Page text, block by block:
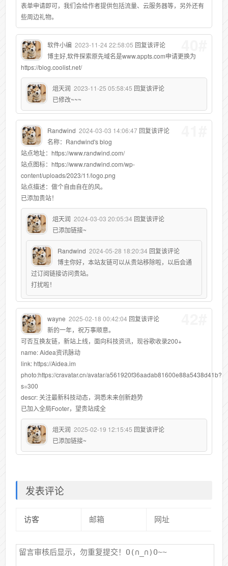
表单申请即可，我们会给作者提供包括流量、云服务器等，另外还有
些周边礼物。
软件小编 2023-11-24 22:58:05 回复该评论
博主好,软件探索原先域名是www.appts.com申请更换为
https://blog.coolist.net/
俎天润 2023-11-25 05:58:45 回复该评论
已修改~~~
Randwind 2024-03-03 14:06:47 回复该评论
名称：Randwind's blog
站点地址：https://www.randwind.com/
站点图标：https://www.randwind.com/wp-
content/uploads/2023/11/logo.png
站点描述：做个自由自在的风。
已添加贵站！
俎天润 2024-03-03 20:05:34 回复该评论
已添加链接~
Randwind 2024-05-28 18:20:34 回复该评论
博主你好，本站友链可以从贵站移除啦，以后会通
过订阅链接访问贵站。
打扰啦！
wayne 2025-02-18 00:42:04 回复该评论
新的一年，祝万事顺意。
可否互换友链，新站上线，面向科技资讯，现谷歌收录200+
name: Aidea资讯脉动
link: https://Aidea.im
photo:https://cravatar.cn/avatar/a561920f36aadab81600e88a5438d41b?
s=300
descr: 关注最新科技动态，洞悉未来创新趋势
已加入全局Footer，望贵站成全
俎天润 2025-02-19 12:15:45 回复该评论
已添加链接~
发表评论